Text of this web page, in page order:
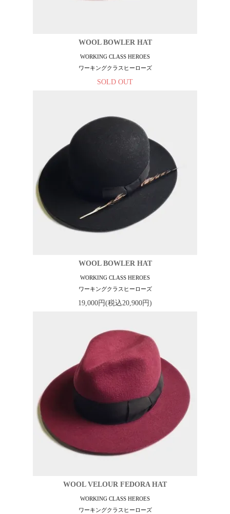
WOOL BOWLER HAT
WORKING CLASS HEROES
ワーキングクラスヒーローズ
SOLD OUT
WOOL BOWLER HAT
WORKING CLASS HEROES
ワーキングクラスヒーローズ
19,000円(税込20,900円)
WOOL VELOUR FEDORA HAT
WORKING CLASS HEROES
ワーキングクラスヒーローズ